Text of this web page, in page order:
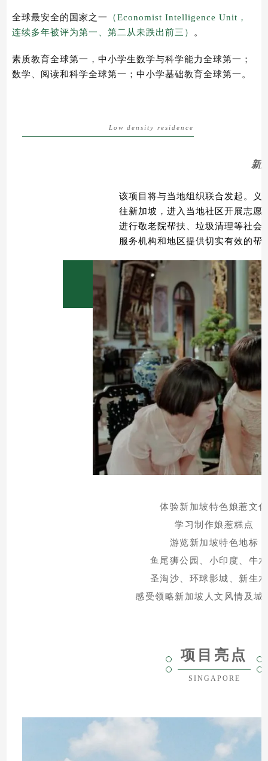
全球最安全的国家之一
（Economist Intelligence Unit，
连续多年被评为第一、第二从未跌出前三） 。
素质教育全球第一，中小学生数学与科学能力全球第一；
数学、阅读和科学全球第一；中小学基础教育全球第一。
Low density residence
新
该项目将与当地组织联合发起。
义
往新加坡，进入当地社区开展志愿
进行敬老院帮扶、垃圾清理等社会
服务机构和地区提供切实有效的帮
体验新加坡特色娘惹文化
学习制作娘惹糕点
游览新加坡特色地标
鱼尾狮公园、小印度、牛
圣淘沙、环球影城、新生
感受领略新加坡人文风情及城
项目亮点
SINGAPORE